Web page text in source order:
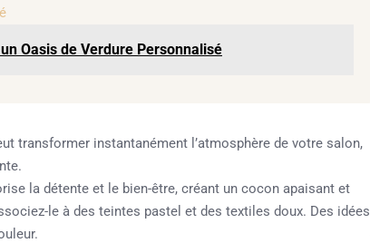
Oasis de Verdure Personnalisé
transformer instantanément l’atmosphère de votre salon,
la détente et le bien-être, créant un cocon apaisant et
le à des teintes pastel et des textiles doux. Des idées